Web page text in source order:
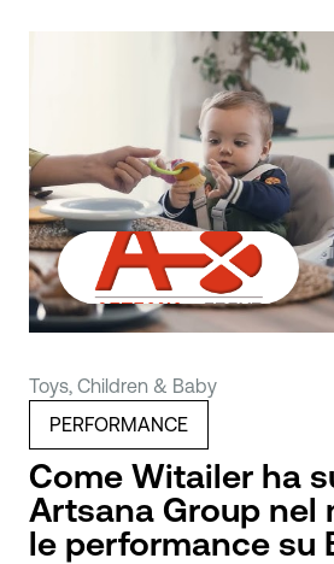
Toys, Children & Baby
PERFORMANCE
Come Witailer ha
Artsana Group nel
le performance su